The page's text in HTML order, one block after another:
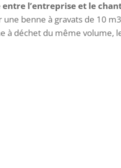
entre l’entreprise et le
une benne à gravats de 10
à déchet du même volume,